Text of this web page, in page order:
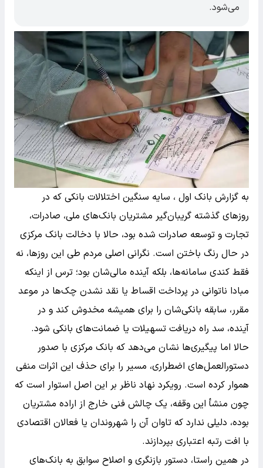
می‌شود.
به گزارش بانک اول ، سایه سنگین اختلالات بانکی که در
روزهای گذشته گریبان‌گیر مشتریان بانک‌های ملی، صادرات،
تجارت و توسعه صادرات شده بود، حالا با دخالت بانک مرکزی
در حال رنگ باختن است. نگرانی اصلی مردم طی این روزها، نه
فقط کندی سامانه‌ها، بلکه آینده مالی‌شان بود؛ ترس از اینکه
مبادا ناتوانی در پرداخت اقساط یا نقد نشدن چک‌ها در موعد
مقرر، سابقه بانکی‌شان را برای همیشه مخدوش کند و در
آینده، سد راه دریافت تسهیلات یا ضمانت‌های بانکی شود.
حالا اما پیگیری‌ها نشان می‌دهد که بانک مرکزی با صدور
دستورالعمل‌های اضطراری، مسیر را برای حذف این اثرات منفی
هموار کرده است. رویکرد نهاد ناظر بر این اصل استوار است که
چون منشأ این وقفه، یک چالش فنی خارج از اراده مشتریان
بوده، دلیلی ندارد که تاوان آن را شهروندان یا فعالان اقتصادی
با افت رتبه اعتباری بپردازند.
در همین راستا، دستور بازنگری و اصلاح سوابق به بانک‌های